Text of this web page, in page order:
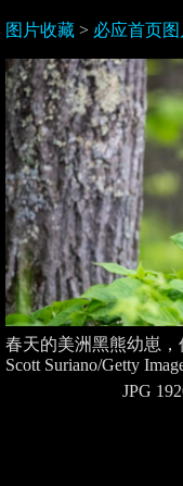
图片收藏 > 必应首页图
春天的美洲黑熊幼崽
Scott Suriano/Getty
JPG